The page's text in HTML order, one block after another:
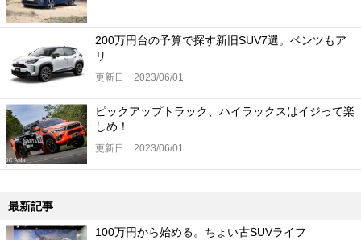
200万円台の予算で探す新旧SUV7選。ベンツもア
リ
更新日 2023/06/01
ピックアップトラック、ハイラックスはイジって楽
しめ！
更新日 2023/06/01
最新記事
100万円から始める。ちょい古SUVライフ